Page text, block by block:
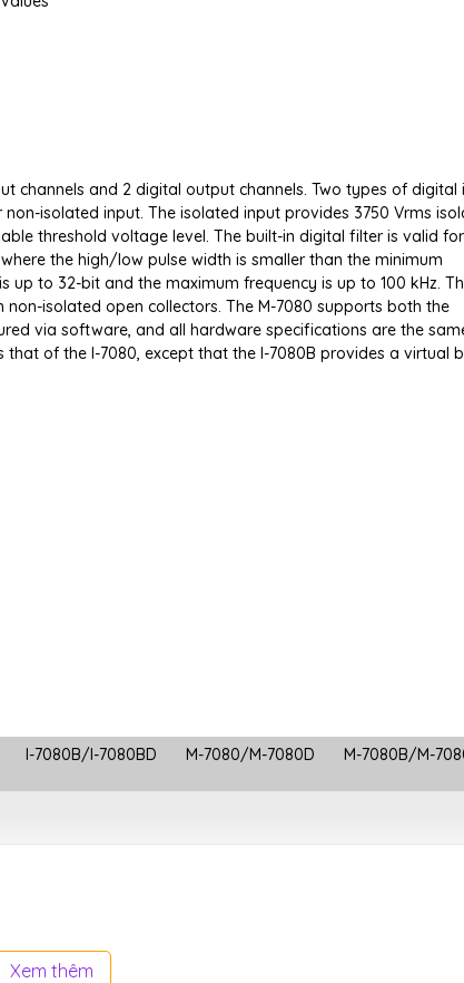
channels and 2 digital output channels. Two types of digital
isolated input. The isolated input provides 3750 Vrms
threshold voltage level. The built-in digital filter is valid
the high/low pulse width is smaller than the minimum
to 32-bit and the maximum frequency is up to 100 kHz.
isolated open collectors. The M-7080 supports both the
via software, and all hardware specifications are the
that of the I-7080, except that the I-7080B provides a virtual
I-7080B/I-7080BD M-7080/M-7080D M-7080B/M-
Xem thêm